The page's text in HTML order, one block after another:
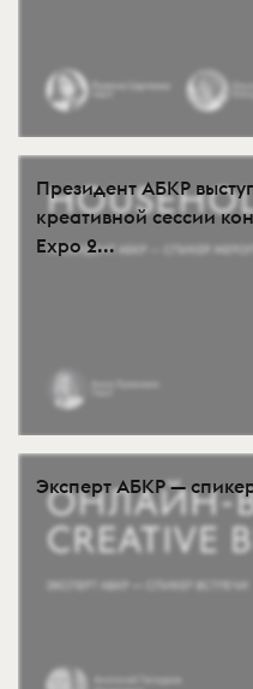
Президент АБКР
креативной сессии
Expo 2...
Эксперт АБКР — спикер